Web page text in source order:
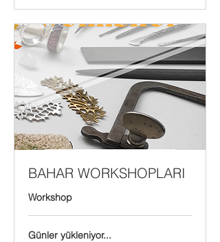
BAHAR WORKSHOPLARI
Workshop
Günler yükleniyor...